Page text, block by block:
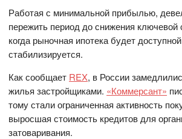
Работая с минимальной прибылью,
пережить период до снижения
когда рыночная ипотека будет
стабилизируется.
Как сообщает REX, в России
жилья застройщиками. «Коммерсант»
тому стали ограниченная активность
выросшая стоимость кредитов для
затоваривания.